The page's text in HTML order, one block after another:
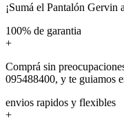
¡Sumá el Pantalón Gervin
100% de garantia
+
Comprá sin
095488400, y te guiamos
envios rapidos y flexibles
+